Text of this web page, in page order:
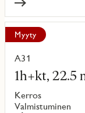
Myyty
A31
1h+kt, 22.5
Kerros
Valmistuminen
Lue
lisää
kohteesta